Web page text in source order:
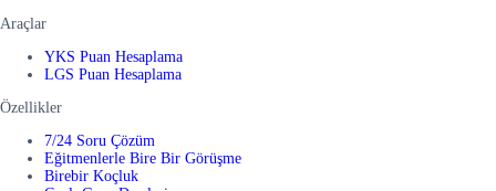
Araçlar
YKS Puan Hesaplama
LGS Puan Hesaplama
Özellikler
7/24 Soru Çözüm
Eğitmenlerle Bire Bir Görüşme
Birebir Koçluk